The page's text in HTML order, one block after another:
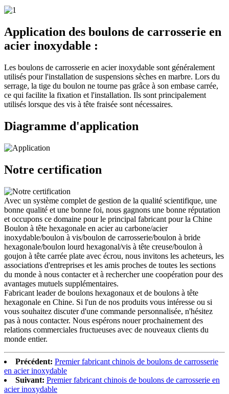
Application des boulons de carrosserie en
acier inoxydable :
Les boulons de carrosserie en acier inoxydable sont généralement
utilisés pour l'installation de suspensions sèches en marbre. Lors du
serrage, la tige du boulon ne tourne pas grâce à son embase carrée,
ce qui facilite la fixation et l'installation. Ils sont principalement
utilisés lorsque des vis à tête fraisée sont nécessaires.
Diagramme d'application
Notre certification
Avec un système complet de gestion de la qualité scientifique, une
bonne qualité et une bonne foi, nous gagnons une bonne réputation
et occupons ce domaine pour le principal fabricant pour la Chine
Boulon à tête hexagonale en acier au carbone/acier
inoxydable/boulon à vis/boulon de carrosserie/boulon à bride
hexagonale/boulon lourd hexagonal/vis à tête creuse/boulon à
goujon à tête carrée plate avec écrou, nous invitons les acheteurs, les
associations d'entreprises et les amis proches de toutes les sections
du monde à nous contacter et à rechercher une coopération pour des
avantages mutuels supplémentaires.
Fabricant leader de boulons hexagonaux et de boulons à tête
hexagonale en Chine. Si l'un de nos produits vous intéresse ou si
vous souhaitez discuter d'une commande personnalisée, n'hésitez
pas à nous contacter. Nous espérons nouer prochainement des
relations commerciales fructueuses avec de nouveaux clients du
monde entier.
Précédent: Premier fabricant chinois de boulons de carrosserie
en acier inoxydable
Suivant: Premier fabricant chinois de boulons de carrosserie en
acier inoxydable